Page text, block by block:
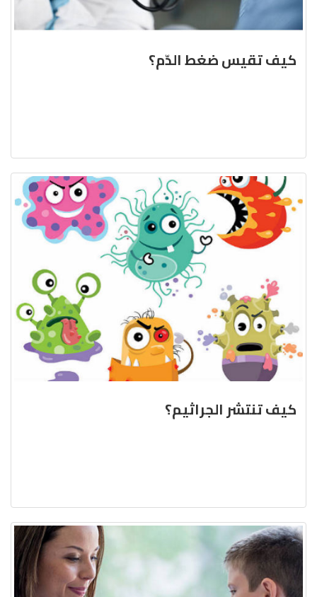
كيف تقيس ضغط الدّم؟
كيف تنتشر الجراثيم؟